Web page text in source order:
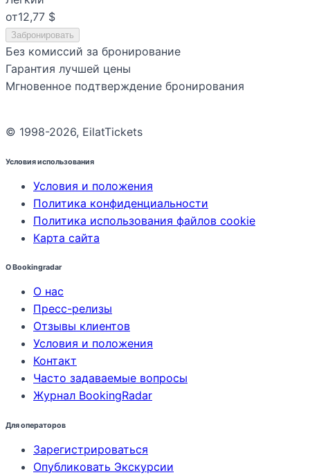
от12,77 $
Забронировать
Без комиссий за бронирование
Гарантия лучшей цены
Мгновенное подтверждение бронирования
© 1998-2026, EilatTickets
Условия использования
Условия и положения
Политика конфиденциальности
Политика использования файлов cookie
Карта сайта
О Bookingradar
О нас
Пресс-релизы
Отзывы клиентов
Условия и положения
Контакт
Часто задаваемые вопросы
Журнал BookingRadar
Для операторов
Зарегистрироваться
Опубликовать Экскурсии